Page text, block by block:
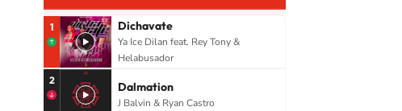
1 Dichavate
Ya Ice Dilan feat. Rey Tony &
Helabusador
2 Dalmation
J Balvin & Ryan Castro